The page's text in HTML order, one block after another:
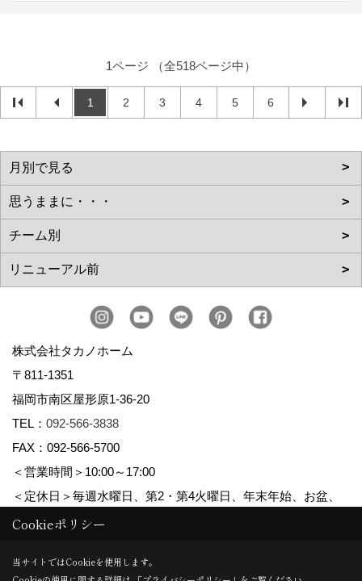
1ページ （全518ページ中）
1 2 3 4 5 6
株式会社タカノホーム
〒811-1351
福岡市南区屋形原1-36-20
TEL： 092-566-3838
FAX：092-566-5700
＜営業時間＞10:00～17:00
＜定休日＞毎週水曜日、第2・第4火曜日、年末年始、お盆、
ゴールデンウィーク、夏季休暇
Cookieポリシー
当サイトではCookieを使用します。